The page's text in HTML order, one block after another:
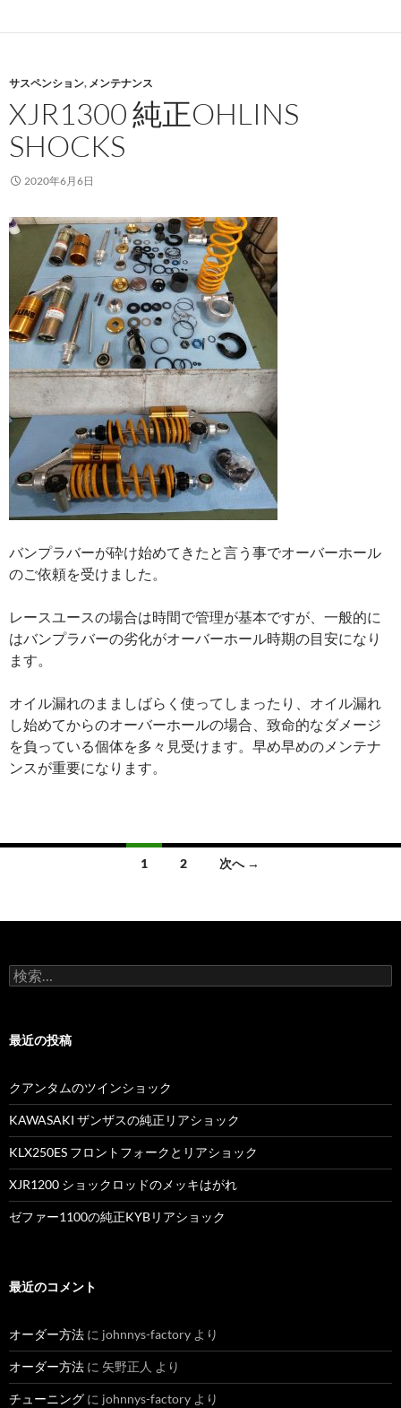
サスペンション, メンテナンス
XJR1300 純正OHLINS
SHOCKS
2020年6月6日
バンプラバーが砕け始めてきたと言う事でオーバーホール
のご依頼を受けました。
レースユースの場合は時間で管理が基本ですが、一般的に
はバンプラバーの劣化がオーバーホール時期の目安になり
ます。
オイル漏れのまましばらく使ってしまったり、オイル漏れ
し始めてからのオーバーホールの場合、致命的なダメージ
を負っている個体を多々見受けます。早め早めのメンテナ
ンスが重要になります。
稿
ナ
ビ
ー
シ
ョ
ン
1 2 次へ →
検
索
最近の投稿
クアンタムのツインショック
KAWASAKI ザンザスの純正リアショック
KLX250ES フロントフォークとリアショック
XJR1200 ショックロッドのメッキはがれ
ゼファー1100の純正KYBリアショック
最近のコメント
オーダー方法 に johnnys-factory より
オーダー方法 に 矢野正人 より
チューニング に johnnys-factory より